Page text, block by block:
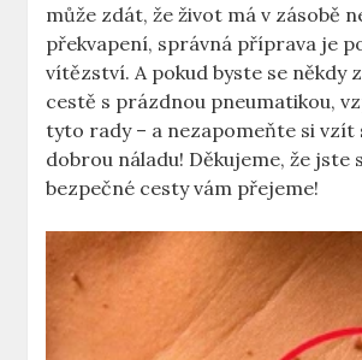
může zdát, že život má ‌v⁢ zásobě
překvapení, správná příprava ⁢je
vítězství. A pokud byste se někdy
cestě s ‍prázdnou⁤ pneumatikou,
tyto rady – ‍a ‌nezapomeňte si⁢ vzít
dobrou náladu! Děkujeme, že jste
bezpečné cesty⁢ vám přejeme!